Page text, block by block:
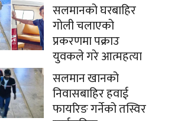
सलमानको घरबाहिर
गोली चलाएको
प्रकरणमा पक्राउ
युवकले गरे आत्महत्या
सलमान खानको
निवासबाहिर हवाई
फायरिङ गर्नेको तस्विर